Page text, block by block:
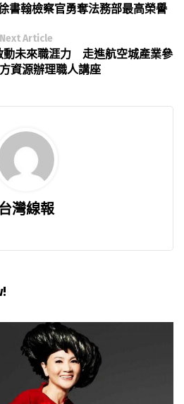
書翰檢察官勇奪法務部最高榮譽
Next Article
動未來職涯力 走進航空城產業參
資源辦理職人講座
台灣線報